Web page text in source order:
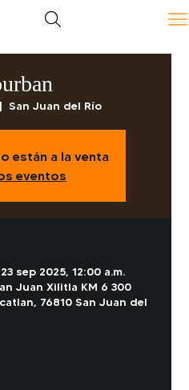
San Juan del Río
están a la venta
eventos
sep 2025, 12:00 a.m.
Juan Xilitla KM 6 300
76810 San Juan del